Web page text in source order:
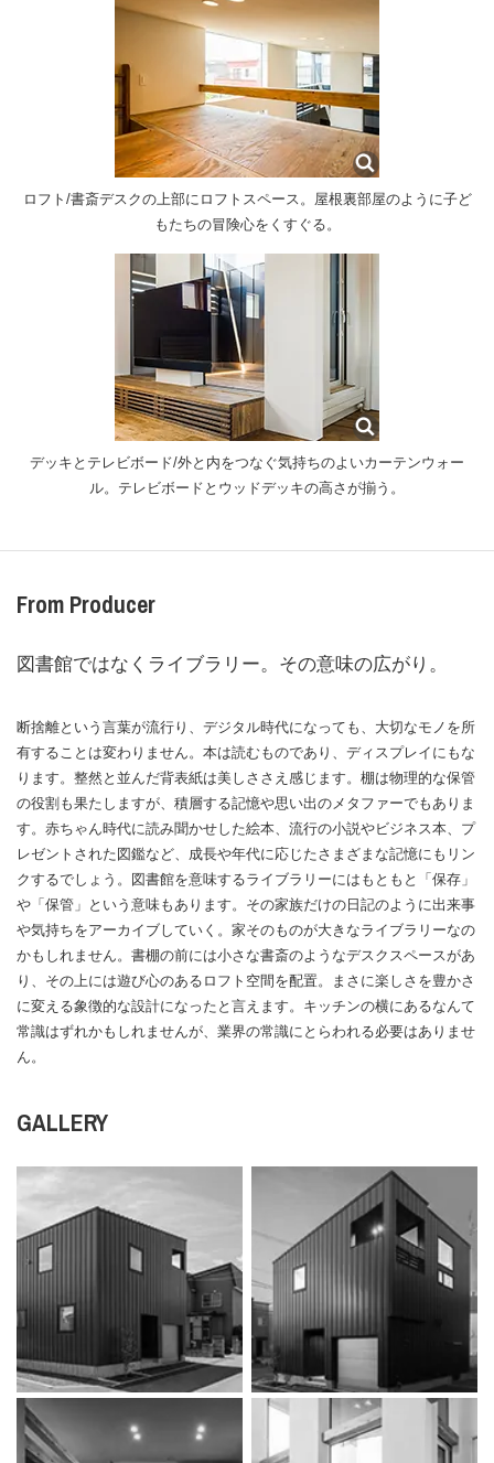
ロフト/書斎デスクの上部にロフトスペース。屋根裏部屋のように子ど
もたちの冒険心をくすぐる。
デッキとテレビボード/外と内をつなぐ気持ちのよいカーテンウォー
ル。テレビボードとウッドデッキの高さが揃う。
From Producer
図書館ではなくライブラリー。その意味の広がり。
断捨離という言葉が流行り、デジタル時代になっても、大切なモノを所
有することは変わりません。本は読むものであり、ディスプレイにもな
ります。整然と並んだ背表紙は美しささえ感じます。棚は物理的な保管
の役割も果たしますが、積層する記憶や思い出のメタファーでもありま
す。赤ちゃん時代に読み聞かせした絵本、流行の小説やビジネス本、プ
レゼントされた図鑑など、成長や年代に応じたさまざまな記憶にもリン
クするでしょう。図書館を意味するライブラリーにはもともと「保存」
や「保管」という意味もあります。その家族だけの日記のように出来事
や気持ちをアーカイブしていく。家そのものが大きなライブラリーなの
かもしれません。書棚の前には小さな書斎のようなデスクスペースがあ
り、その上には遊び心のあるロフト空間を配置。まさに楽しさを豊かさ
に変える象徴的な設計になったと言えます。キッチンの横にあるなんて
常識はずれかもしれませんが、業界の常識にとらわれる必要はありませ
ん。
GALLERY